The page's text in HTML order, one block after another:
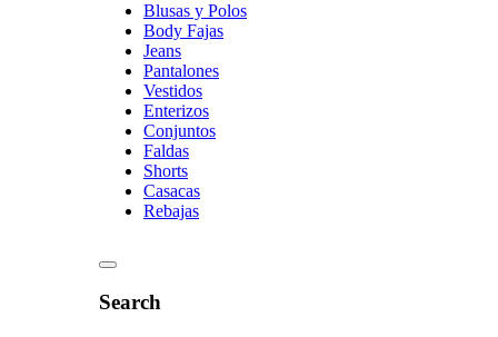
Blusas y Polos
Body Fajas
Jeans
Pantalones
Vestidos
Enterizos
Conjuntos
Faldas
Shorts
Casacas
Rebajas
Search